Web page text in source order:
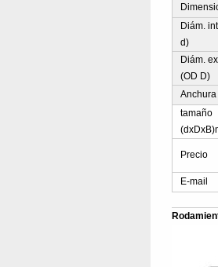
Diám.
d)
Diám.
(OD D)
Anchura
tamaño
Precio
E-mail